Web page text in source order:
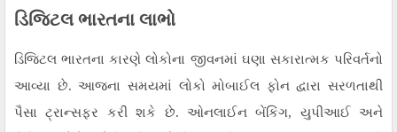
ડિજિટલ ભારતના લાભો
ડિજિટલ ભારતના કારણે લોકોના જીવનમાં ઘણા સકારાત્મક પરિવર્તનો
આવ્યા છે. આજના સમયમાં લોકો મોબાઈલ ફોન દ્વારા સરળતાથી
પૈસા ટ્રાન્સફર કરી શકે છે. ઓનલાઈન બેંકિંગ, યુપીઆઈ અને